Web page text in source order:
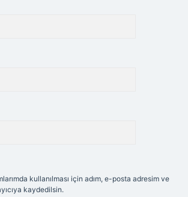
kullanılması için adım, e-posta adresim ve
kaydedilsin.